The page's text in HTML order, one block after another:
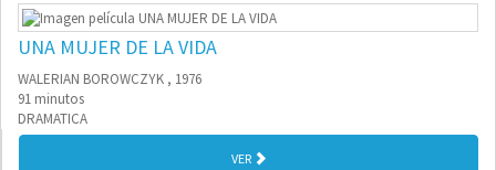
UNA MUJER DE LA VIDA
WALERIAN BOROWCZYK , 1976
91 minutos
DRAMATICA
VER